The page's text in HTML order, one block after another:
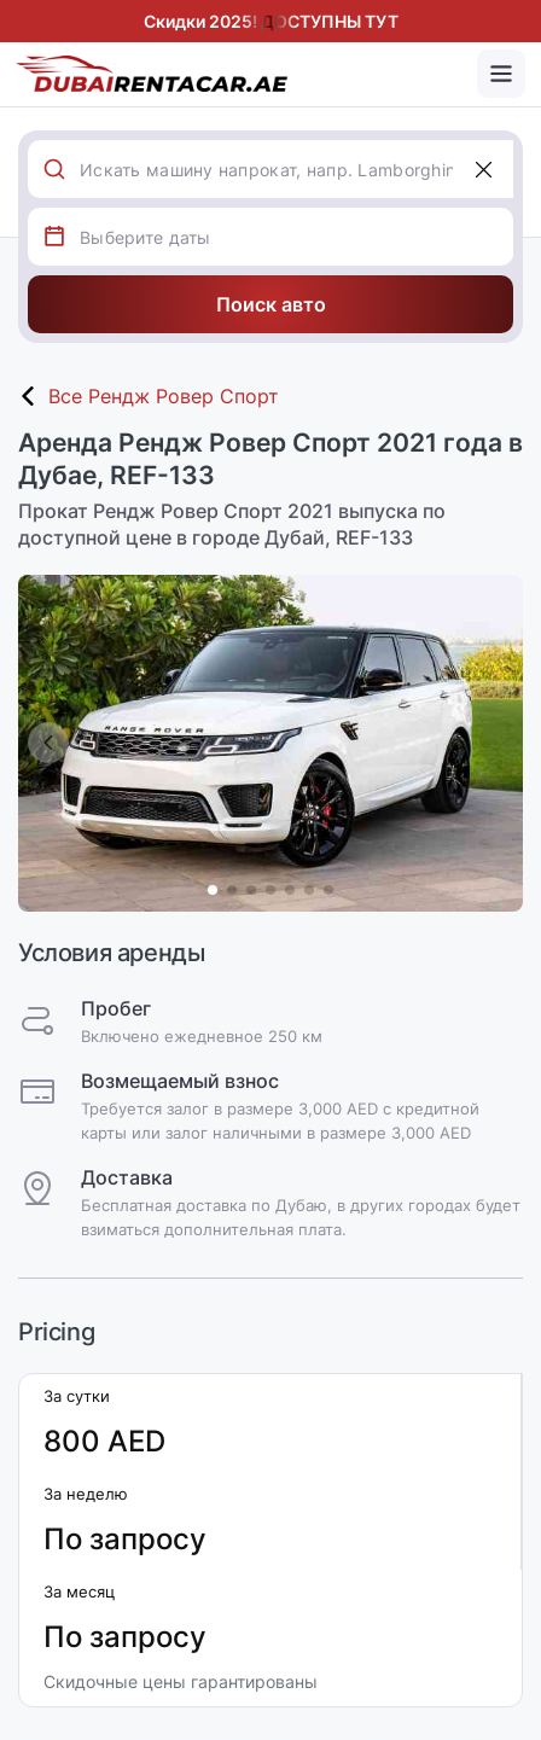
Скидки 2025! ДОСТУПНЫ ТУТ
Поиск авто
Все Рендж Ровер Спорт
Аренда Рендж Ровер Спорт 2021 года в
Дубае, REF-133
Прокат Рендж Ровер Спорт 2021 выпуска по
доступной цене в городе Дубай, REF-133
Условия аренды
Пробег
Включено ежедневное 250 км
Возмещаемый взнос
Требуется залог в размере 3,000 AED с кредитной
карты или залог наличными в размере 3,000 AED
Доставка
Бесплатная доставка по Дубаю, в других городах будет
взиматься дополнительная плата.
Pricing
За сутки
800 AED
За неделю
По запросу
За месяц
По запросу
Скидочные цены гарантированы